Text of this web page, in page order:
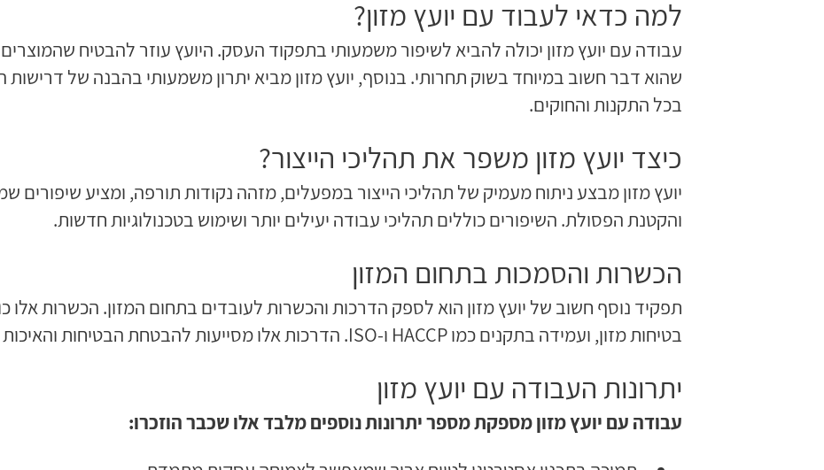
למה כדאי לעבוד עם יועץ מזון?
עבודה עם יועץ מזון יכולה להביא לשיפור משמעותי בתפקוד העסק. היועץ עוזר להבטיח
שהוא דבר חשוב במיוחד בשוק תחרותי. בנוסף, יועץ מזון מביא יתרון משמעותי בהבנה של
בכל התקנות והחוקים.
כיצד יועץ מזון משפר את תהליכי הייצור?
יועץ מזון מבצע ניתוח מעמיק של תהליכי הייצור במפעלים, מזהה נקודות תורפה, ומציע שיפורים
והקטנת הפסולת. השיפורים כוללים תהליכי עבודה יעילים יותר ושימוש בטכנולוגיות חדשות.
הכשרות והסמכות בתחום המזון
תפקיד נוסף חשוב של יועץ מזון הוא לספק הדרכות והכשרות לעובדים בתחום המזון. הכשרות אלו
בטיחות מזון, ועמידה בתקנים כמו HACCP ו-ISO. הדרכות אלו מסייעות להבטחת הבטיחות והאיכות של המוצרים.
יתרונות העבודה עם יועץ מזון
עבודה עם יועץ מזון מספקת מספר יתרונות נוספים מלבד אלו שכבר הוזכרו: